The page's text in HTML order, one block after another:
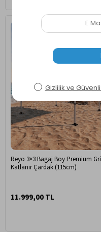
Reyo 3×3 Bagaj Boy Premium Gri
Katlanır Çardak (115cm)
11.999,00 TL
Ücretsiz Kargo